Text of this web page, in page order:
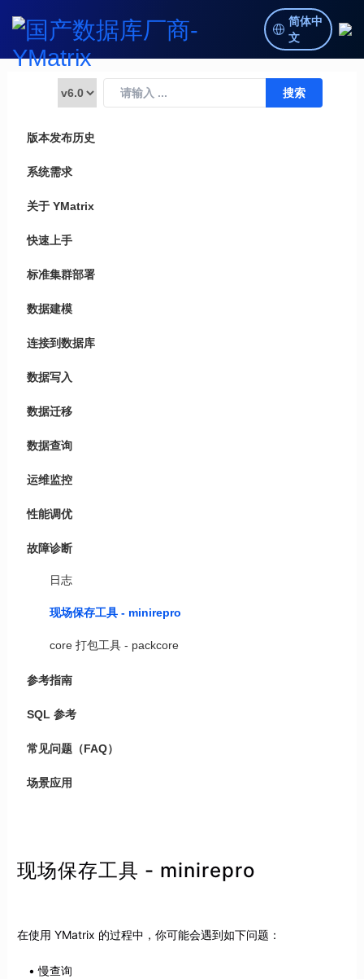
简体中
文
版本发布历史
系统需求
关于 YMatrix
快速上手
标准集群部署
数据建模
连接到数据库
数据写入
数据迁移
数据查询
运维监控
性能调优
故障诊断
日志
现场保存工具 - minirepro
core 打包工具 - packcore
参考指南
SQL 参考
常见问题（FAQ）
场景应用
现场保存工具 - minirepro
在使用 YMatrix 的过程中，你可能会遇到如下问题：
慢查询